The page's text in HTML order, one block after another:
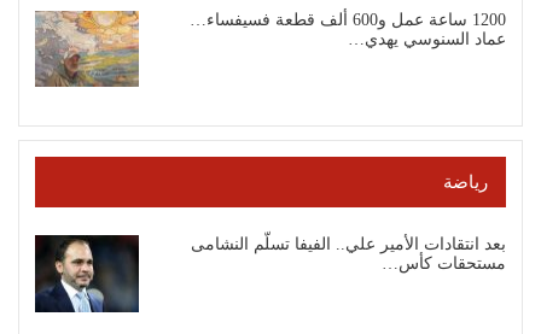
1200 ساعة عمل و600 ألف قطعة فسيفساء…
عماد السنوسي يهدي…
رياضة
بعد انتقادات الأمير علي.. الفيفا تسلّم النشامى
مستحقات كأس…